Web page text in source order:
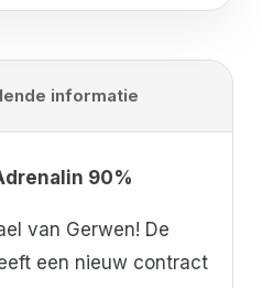
informatie
90%
van Gerwen! De
een nieuw contract